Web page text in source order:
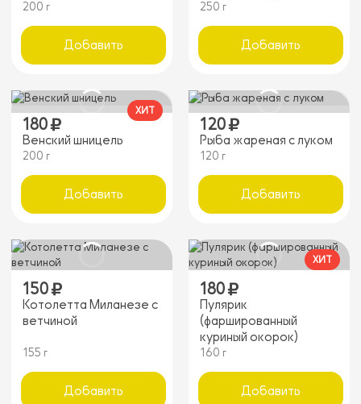
200 г
Добавить
250 г
Добавить
180
Венский шницель
200 г
Добавить
ХИТ
120
Рыба жареная с луком
120 г
Добавить
150
Котолетта Миланезе с
ветчиной
155 г
Добавить
180
Пулярик
(фаршированный
куриный окорок)
160 г
Добавить
ХИТ